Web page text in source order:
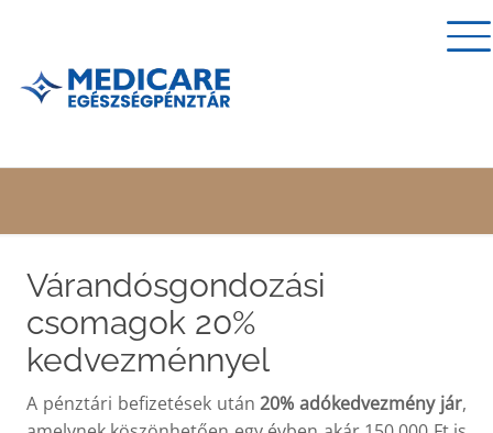
Várandósgondozási
csomagok 20%
kedvezménnyel
A pénztári befizetések után20% adókedvezmény jár,